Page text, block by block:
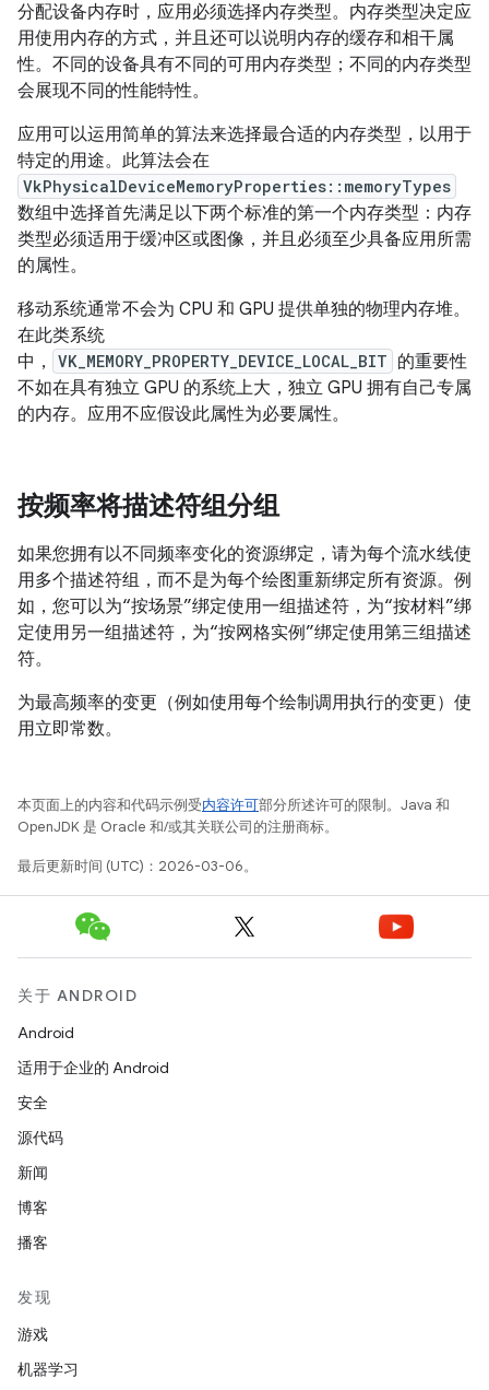
分配设备内存时，应用必须选择内存类型。内存类型决定应
用使用内存的方式，并且还可以说明内存的缓存和相干属
性。不同的设备具有不同的可用内存类型；不同的内存类型
会展现不同的性能特性。
应用可以运用简单的算法来选择最合适的内存类型，以用于
特定的用途。此算法会在
VkPhysicalDeviceMemoryProperties::memoryTypes
数组中选择首先满足以下两个标准的第一个内存类型：内存
类型必须适用于缓冲区或图像，并且必须至少具备应用所需
的属性。
移动系统通常不会为 CPU 和 GPU 提供单独的物理内存堆。
在此类系统
中，
VK_MEMORY_PROPERTY_DEVICE_LOCAL_BIT 的重要性
不如在具有独立 GPU 的系统上大，独立 GPU 拥有自己专属
的内存。应用不应假设此属性为必要属性。
按频率将描述符组分组
如果您拥有以不同频率变化的资源绑定，请为每个流水线使
用多个描述符组，而不是为每个绘图重新绑定所有资源。例
如，您可以为“按场景”绑定使用一组描述符，为“按材料”绑
定使用另一组描述符，为“按网格实例”绑定使用第三组描述
符。
为最高频率的变更（例如使用每个绘制调用执行的变更）使
用立即常数。
本页面上的内容和代码示例受内容许可部分所述许可的限制。Java 和
OpenJDK 是 Oracle 和/或其关联公司的注册商标。
最后更新时间 (UTC)：2026-03-06。
关于 ANDROID
Android
适用于企业的 Android
安全
源代码
新闻
博客
播客
发现
游戏
机器学习